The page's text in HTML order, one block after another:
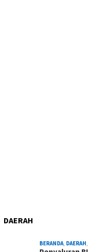
DAERAH
BERANDA, DAERAH,